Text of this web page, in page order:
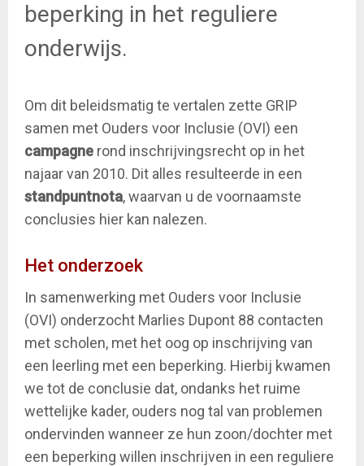
beperking in het reguliere
onderwijs.
Om dit beleidsmatig te vertalen zette GRIP
samen met Ouders voor Inclusie (OVI) een
campagne rond inschrijvingsrecht op in het
najaar van 2010. Dit alles resulteerde in een
standpuntnota, waarvan u de voornaamste
conclusies hier kan nalezen.
Het onderzoek
In samenwerking met Ouders voor Inclusie
(OVI) onderzocht Marlies Dupont 88 contacten
met scholen, met het oog op inschrijving van
een leerling met een beperking. Hierbij kwamen
we tot de conclusie dat, ondanks het ruime
wettelijke kader, ouders nog tal van problemen
ondervinden wanneer ze hun zoon/dochter met
een beperking willen inschrijven in een reguliere